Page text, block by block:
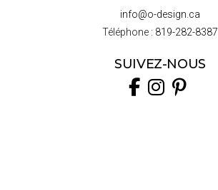
info@o-design.ca
Téléphone : 819-282-8387
SUIVEZ-NOUS